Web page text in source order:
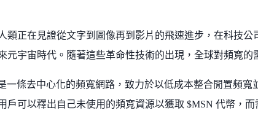
類正在見證從文字到圖像再到影片的飛速進步，在科技公
元宇宙時代。隨著這些革命性技術的出現，全球對頻寬的
一條去中心化的頻寬網路，致力於以低成本整合閒置頻
戶可以釋出自己未使用的頻寬資源以獲取 $MSN 代幣，而